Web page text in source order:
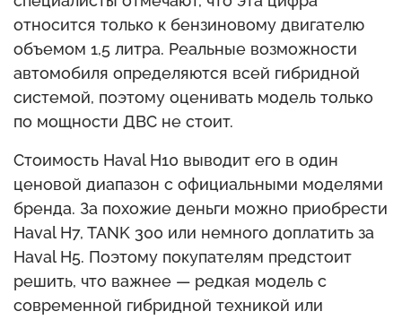
относится только к бензиновому двигателю
объемом 1,5 литра. Реальные возможности
автомобиля определяются всей гибридной
системой, поэтому оценивать модель только
по мощности ДВС не стоит.
Стоимость Haval H10 выводит его в один
ценовой диапазон с официальными моделями
бренда. За похожие деньги можно приобрести
Haval H7, TANK 300 или немного доплатить за
Haval H5. Поэтому покупателям предстоит
решить, что важнее — редкая модель с
современной гибридной техникой или